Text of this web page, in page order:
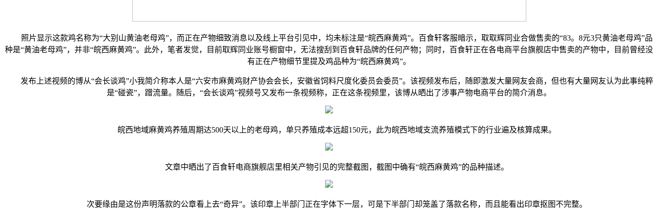
照片显示这款鸡名称为“大别山黄油老母鸡”，而正在产物细致消息以及线上平台引见中，均未标注是“皖西麻黄鸡”。百食轩客服暗示，取取辉同业合做售卖的“83。8元3只黄油老母鸡”品
种是“黄油老母鸡”，并非“皖西麻黄鸡”。此外，笔者发觉，目前取辉同业账号橱窗中，无法搜刮到百食轩品牌的任何产物；同时，百食轩正在各电商平台旗舰店中售卖的产物中，目前曾经没
有正在产物细节里提及鸡品种为“皖西麻黄鸡”。
发布上述视频的博从“会长谈鸡”小我简介称本人是“六安市麻黄鸡财产协会会长，安徽省饲料尺度化委员会委员”。该视频发布后，随即激发大量网友会商，但也有大量网友认为此事纯粹
是“碰瓷”，蹭流量。随后，“会长谈鸡”视频号又发布一条视频称，正在这条视频里，该博从晒出了涉事产物电商平台的简介消息。
皖西地域麻黄鸡养殖周期达500天以上的老母鸡，单只养殖成本远超150元，此为皖西地域支流养殖模式下的行业遍及核算成果。
文章中晒出了百食轩电商旗舰店里相关产物引见的完整截图，截图中确有“皖西麻黄鸡”的品种描述。
次要缘由是这份声明落款的公章看上去“奇异”。该印章上半部门正在字体下一层，可是下半部门却笼盖了落款名称，而且能看出印章抠图不完整。